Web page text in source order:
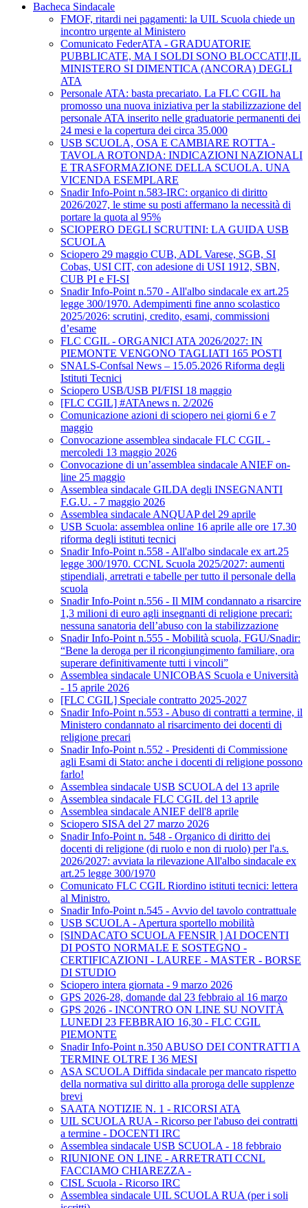
Bacheca Sindacale
FMOF, ritardi nei pagamenti: la UIL Scuola chiede un
incontro urgente al Ministero
Comunicato FederATA - GRADUATORIE
PUBBLICATE, MA I SOLDI SONO BLOCCATI!,IL
MINISTERO SI DIMENTICA (ANCORA) DEGLI
ATA
Personale ATA: basta precariato. La FLC CGIL ha
promosso una nuova iniziativa per la stabilizzazione del
personale ATA inserito nelle graduatorie permanenti dei
24 mesi e la copertura dei circa 35.000
USB SCUOLA, OSA E CAMBIARE ROTTA -
TAVOLA ROTONDA: INDICAZIONI NAZIONALI
E TRASFORMAZIONE DELLA SCUOLA. UNA
VICENDA ESEMPLARE
Snadir Info-Point n.583-IRC: organico di diritto
2026/2027, le stime su posti affermano la necessità di
portare la quota al 95%
SCIOPERO DEGLI SCRUTINI: LA GUIDA USB
SCUOLA
Sciopero 29 maggio CUB, ADL Varese, SGB, SI
Cobas, USI CIT, con adesione di USI 1912, SBN,
CUB PI e FI-SI
Snadir Info-Point n.570 - All'albo sindacale ex art.25
legge 300/1970. Adempimenti fine anno scolastico
2025/2026: scrutini, credito, esami, commissioni
d’esame
FLC CGIL - ORGANICI ATA 2026/2027: IN
PIEMONTE VENGONO TAGLIATI 165 POSTI
SNALS-Confsal News – 15.05.2026 Riforma degli
Istituti Tecnici
Sciopero USB/USB PI/FISI 18 maggio
[FLC CGIL] #ATAnews n. 2/2026
Comunicazione azioni di sciopero nei giorni 6 e 7
maggio
Convocazione assemblea sindacale FLC CGIL -
mercoledi 13 maggio 2026
Convocazione di un’assemblea sindacale ANIEF on-
line 25 maggio
Assemblea sindacale GILDA degli INSEGNANTI
F.G.U. - 7 maggio 2026
Assemblea sindacale ANQUAP del 29 aprile
USB Scuola: assemblea online 16 aprile alle ore 17.30
riforma degli istituti tecnici
Snadir Info-Point n.558 - All'albo sindacale ex art.25
legge 300/1970. CCNL Scuola 2025/2027: aumenti
stipendiali, arretrati e tabelle per tutto il personale della
scuola
Snadir Info-Point n.556 - Il MIM condannato a risarcire
1,3 milioni di euro agli insegnanti di religione precari:
nessuna sanatoria dell’abuso con la stabilizzazione
Snadir Info-Point n.555 - Mobilità scuola, FGU/Snadir:
“Bene la deroga per il ricongiungimento familiare, ora
superare definitivamente tutti i vincoli”
Assemblea sindacale UNICOBAS Scuola e Università
- 15 aprile 2026
[FLC CGIL] Speciale contratto 2025-2027
Snadir Info-Point n.553 - Abuso di contratti a termine, il
Ministero condannato al risarcimento dei docenti di
religione precari
Snadir Info-Point n.552 - Presidenti di Commissione
agli Esami di Stato: anche i docenti di religione possono
farlo!
Assemblea sindacale USB SCUOLA del 13 aprile
Assemblea sindacale FLC CGIL del 13 aprile
Assemblea sindacale ANIEF dell'8 aprile
Sciopero SISA del 27 marzo 2026
Snadir Info-Point n. 548 - Organico di diritto dei
docenti di religione (di ruolo e non di ruolo) per l'a.s.
2026/2027: avviata la rilevazione All'albo sindacale ex
art.25 legge 300/1970
Comunicato FLC CGIL Riordino istituti tecnici: lettera
al Ministro.
Snadir Info-Point n.545 - Avvio del tavolo contrattuale
USB SCUOLA - Apertura sportello mobilità
[SINDACATO SCUOLA FENSIR ] AI DOCENTI
DI POSTO NORMALE E SOSTEGNO -
CERTIFICAZIONI - LAUREE - MASTER - BORSE
DI STUDIO
Sciopero intera giornata - 9 marzo 2026
GPS 2026-28, domande dal 23 febbraio al 16 marzo
GPS 2026 - INCONTRO ON LINE SU NOVITÀ
LUNEDI 23 FEBBRAIO 16,30 - FLC CGIL
PIEMONTE
Snadir Info-Point n.350 ABUSO DEI CONTRATTI A
TERMINE OLTRE I 36 MESI
ASA SCUOLA Diffida sindacale per mancato rispetto
della normativa sul diritto alla proroga delle supplenze
brevi
SAATA NOTIZIE N. 1 - RICORSI ATA
UIL SCUOLA RUA - Ricorso per l'abuso dei contratti
a termine - DOCENTI IRC
Assemblea sindacale USB SCUOLA - 18 febbraio
RIUNIONE ON LINE - ARRETRATI CCNL
FACCIAMO CHIAREZZA -
CISL Scuola - Ricorso IRC
Assemblea sindacale UIL SCUOLA RUA (per i soli